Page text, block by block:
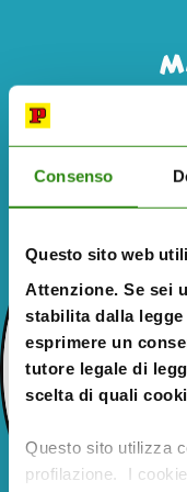
Consenso
Questo sito web
Attenzione. Se sei
stabilita dalla
esprimere un
tutore legale di
scelta di quali
Questo sito utilizza
profilazione. I